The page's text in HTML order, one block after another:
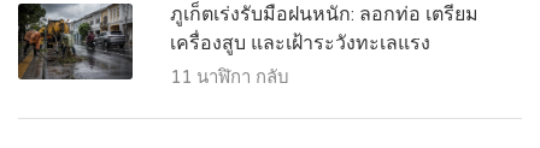
ภูเก็ตเร่งรับมือฝนหนัก: ลอกท่อ เตรียม
เครื่องสูบ และเฝ้าระวังทะเลแรง
11 นาฬิกา กลับ